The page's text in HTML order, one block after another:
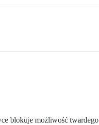
blokuje możliwość